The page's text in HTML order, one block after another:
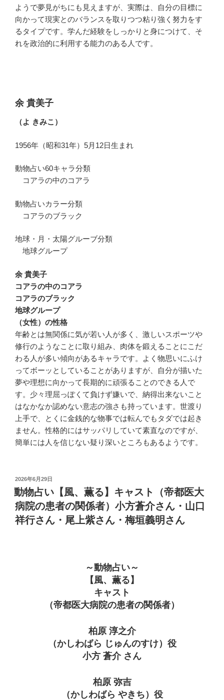
ようで夢見がちにも見えますが、実際は、自分の目標に
向かって現実とのバランスを取りつつ粘り強く努力をす
るタイプです。学んだ経験をしっかりと身につけて、そ
れを政治的に利用する能力のある人です。
余 貴美子
（よ きみこ）
1956年（昭和31年）5月12日生まれ
動物占い60キャラ分類
コアラの中のコアラ
動物占いカラー分類
コアラのブラック
地球・月・太陽グルーブ分類
地球グループ
余 貴美子
コアラの中のコアラ
コアラのブラック
地球グループ
（女性）の性格
年齢とは無関係に気が若い人が多く、激しいスポーツや
修行のようなことに取り組み、肉体を鍛えることにこだ
わる人が多い傾向があるキャラです。よく物思いにふけ
ってボーッとしていることがありますが、自分が描いた
夢や理想に向かって長期的に頑張ることのできる人で
す。少々理屈っぽくて負けず嫌いで、納得出来ないこと
はなかなか認めない意志の強さも持っています。世渡り
上手で、とくに金銭的な物事では転んでもタダでは起き
ません。性格的にはサッパリしていて素直なのですが、
簡単には人を信じない疑り深いところもあるようです。
投
稿
日:
2026年6月29日
動物占い【風、薫る】キャスト（帝都医大
病院の患者の関係者）小方蒼介さん・山口
祥行さん・尾上紫さん・梅垣義明さん
～動物占い～
【風、薫る】
キャスト
（帝都医大病院の患者の関係者）
柏原 淳之介
（かしわばら じゅんのすけ）役
小方 蒼介 さん
柏原 弥吉
（かしわばら やきち）役